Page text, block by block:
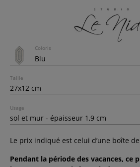
Coloris
Taille
Usage
Le prix indiqué est celui d’une boîte de
Pendant la période des vacances, ce